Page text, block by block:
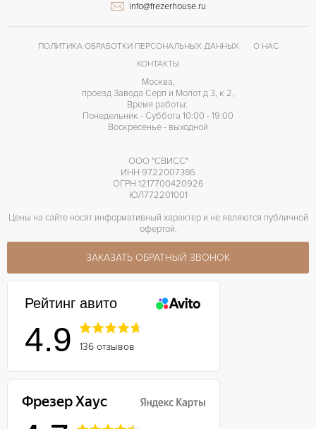
info@frezerhouse.ru
ПОЛИТИКА ОБРАБОТКИ ПЕРСОНАЛЬНЫХ ДАННЫХ
О НАС
КОНТАКТЫ
Москва,
проезд Завода Серп и Молот д 3, к 2,
Время работы:
Понедельник - Суббота 10:00 - 19:00
Воскресенье - выходной
ООО "СВИСС"
ИНН 9722007386
ОГРН 1217700420926
ЮЛ772201001
Цены на сайте носят информативный характер и не являются публичной
офертой.
ЗАКАЗАТЬ ОБРАТНЫЙ ЗВОНОК
Рейтинг авито
4.9 136 отзывов